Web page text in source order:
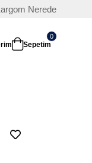
Nerede
Sepetim
0